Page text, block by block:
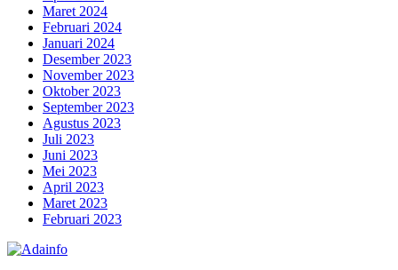
Maret 2024
Februari 2024
Januari 2024
Desember 2023
November 2023
Oktober 2023
September 2023
Agustus 2023
Juli 2023
Juni 2023
Mei 2023
April 2023
Maret 2023
Februari 2023